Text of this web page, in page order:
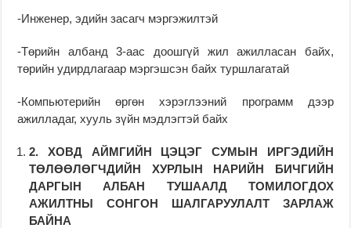
-Инженер, эдийн засагч мэргэжилтэй
-Төрийн албанд 3-аас доошгүй жил ажилласан байх,
төрийн удирдлагаар мэргэшсэн байх туршлагатай
-Компьютерийн өргөн хэрэглээний программ дээр
ажилладаг, хууль зүйн мэдлэгтэй байх
2. ХОВД АЙМГИЙН ЦЭЦЭГ СУМЫН ИРГЭДИЙН
ТӨЛӨӨЛӨГЧДИЙН ХУРЛЫН НАРИЙН БИЧГИЙН
ДАРГЫН АЛБАН ТУШААЛД ТОМИЛОГДОХ
АЖИЛТНЫ СОНГОН ШАЛГАРУУЛАЛТ ЗАРЛАЖ
БАЙНА